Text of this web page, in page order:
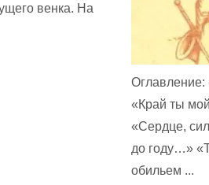
венка. На
«Край ты
«Сердце,
до году…»
обильем ...